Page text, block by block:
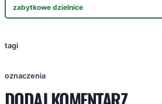
zabytkowe dzielnice
tagi
oznaczenia